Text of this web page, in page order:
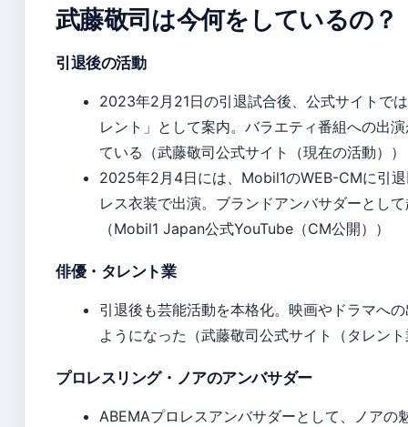
武藤敬司は今何をしているの？
引退後の活動
2023年2月21日の引退試合後、公式サイトで
レント」として案内。バラエティ番組への出
ている（武藤敬司公式サイト（現在の活動））
2025年2月4日には、Mobil1のWEB-CMに引
レス衣装で出演。ブランドアンバサダーとし
（Mobil1 Japan公式YouTube（CM公開））
俳優・タレント業
引退後も芸能活動を本格化。映画やドラマへ
ようになった（武藤敬司公式サイト（タレン
プロレスリング・ノアのアンバサダー
ABEMAプロレスアンバサダーとして、ノアの